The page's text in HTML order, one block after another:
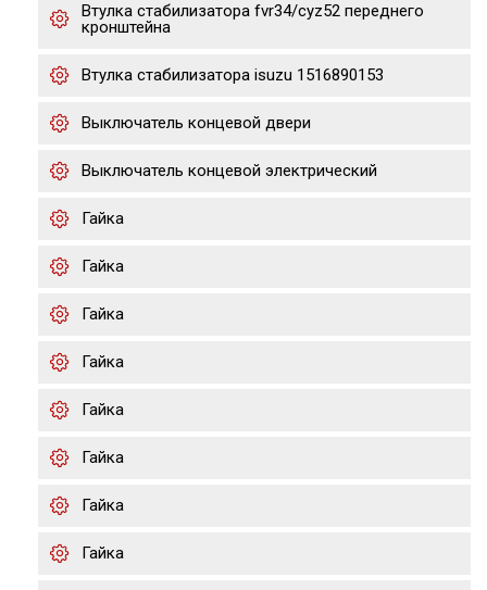
Втулка стабилизатора fvr34/cyz52 переднего
кронштейна
Втулка стабилизатора isuzu 1516890153
Выключатель концевой двери
Выключатель концевой электрический
Гайка
Гайка
Гайка
Гайка
Гайка
Гайка
Гайка
Гайка